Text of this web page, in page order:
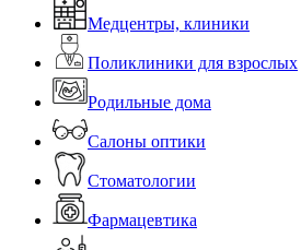
Медцентры, клиники
Поликлиники для взрослых
Родильные дома
Салоны оптики
Стоматологии
Фармацевтика